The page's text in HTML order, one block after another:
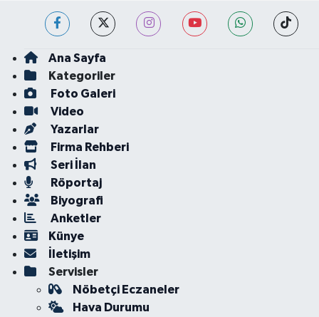
Ana Sayfa
Kategoriler
Foto Galeri
Video
Yazarlar
Firma Rehberi
Seri İlan
Röportaj
Biyografi
Anketler
Künye
İletişim
Servisler
Nöbetçi Eczaneler
Hava Durumu